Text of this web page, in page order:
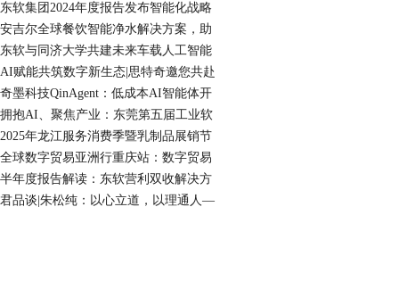
东软集团2024年度报告发布智能化战略
安吉尔全球餐饮智能净水解决方案，助
东软与同济大学共建未来车载人工智能
AI赋能共筑数字新生态|思特奇邀您共赴
奇墨科技QinAgent：低成本AI智能体开
拥抱AI、聚焦产业：东莞第五届工业软
2025年龙江服务消费季暨乳制品展销节
全球数字贸易亚洲行重庆站：数字贸易
半年度报告解读：东软营利双收解决方
君品谈|朱松纯：以心立道，以理通人—